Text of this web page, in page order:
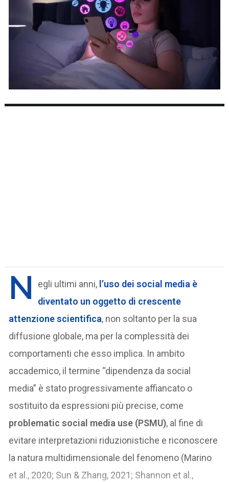
N egli ultimi anni, l’uso deisocial media è
diventato un oggetto di crescente
attenzione scientifica, non soltanto per la sua
diffusione globale, ma per la complessità dei
comportamenti che esso implica. In ambito
accademico, il termine “dipendenza da social
media” è stato progressivamente affiancato o
sostituito da espressioni più precise, come
problematic social media use (PSMU), al fine di
evitare interpretazioni riduzionistiche e riconoscere
la natura multidimensionale del fenomeno (Marino
et al., 2020; Sun & Zhang, 2021; Shannon et al.,